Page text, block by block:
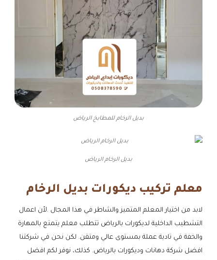
بديل الرخام للمطابخ الرياض
بديل الرخام الرياض
معلم تركيب ديكورات بديل الرخام
لابد من اختيار المعلم المتميز والشاطر في هذا المجال .لأن اعمال
التشطيب الداخلية لديكورات بالرياض تتطلب معلم يتمتع بالمهارة
والخفة في تادية عملة بمستوى عالي ومتقن. لكن نحن في شركتنا
افضل شركة دهانات وديكورات بالرياض. كذلك، نوفر لكم افضل